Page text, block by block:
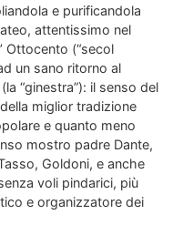
e purificandola
attentissimo nel
Ottocento (“secol
un sano ritorno al
“ginestra”): il senso del
miglior tradizione
e quanto meno
mostro padre Dante,
Goldoni, e anche
voli pindarici, più
e organizzatore dei